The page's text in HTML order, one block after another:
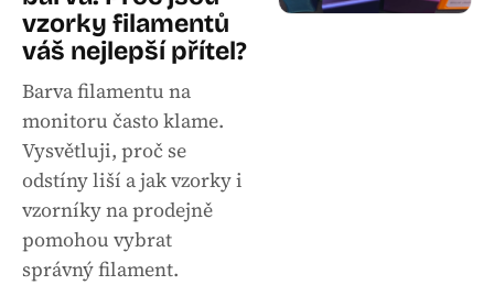
vzorky filamentů
váš nejlepší přítel?
Barva filamentu na
monitoru často klame.
Vysvětluji, proč se
odstíny liší a jak vzorky i
vzorníky na prodejně
pomohou vybrat
správný filament.